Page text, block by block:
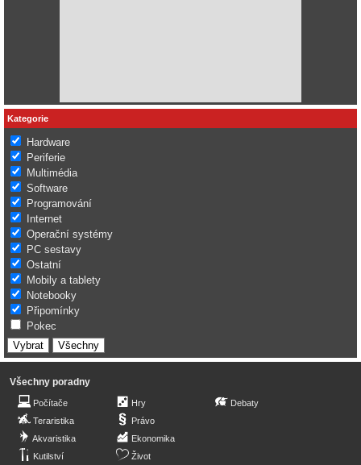
Kategorie
Hardware
Periferie
Multimédia
Software
Programování
Internet
Operační systémy
PC sestavy
Ostatní
Mobily a tablety
Notebooky
Připomínky
Pokec
Všechny poradny
Počítače
Teraristika
Akvaristika
Kutilství
Hry
Právo
Ekonomika
Život
Debaty